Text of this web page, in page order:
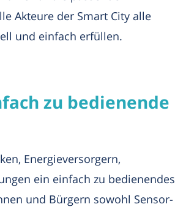
Akteure der Smart City alle
und einfach erfüllen.
zu bedienende
Energieversorgern,
ein einfach zu bedienendes
und Bürgern sowohl Sensor-